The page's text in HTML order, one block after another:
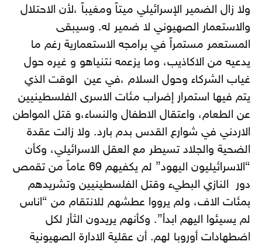
ولا زال الضمير الإسرائيلي ميتاً ومغيباً ،لأن الاحتلال
والاستعمار الصهيوني لا ضمير له. وسيبقى
المستعمر مستمراً في برامجه الاستعمارية رغم ما
يدعيه من الاكاذيب، وما يزعمه نتنياهو و غيره حول
غياب الشركاء وحول السلام ،في عين الوقت الذي
يتم فيها استمرار إضراب مئات الاسرى الفلسطينيين
عن الطعام، واعتقال الاطفال والنساء،و قتل المواطن
الاردني في شوارع القدس بدم بارد. ولا زالت عقدة
الضحية والجلاد تسيطر مع العقل الاسرائيلي، وكأن
“الاسرائيليون اليهود” لم يكفيهم 69 عاماً من تقمص
دور النازي البطيء وقتل الفلسطينيين وتشريدهم
بمئات الاف، ولم يرووا عطشهم للانتقام من “اناس
لم يسيئوا اليهم ابدأ”. وكأنهم يريدون الثأر لكل
اضطهادات أوروبا لهم. أن عقلية الادارة الصهيونية